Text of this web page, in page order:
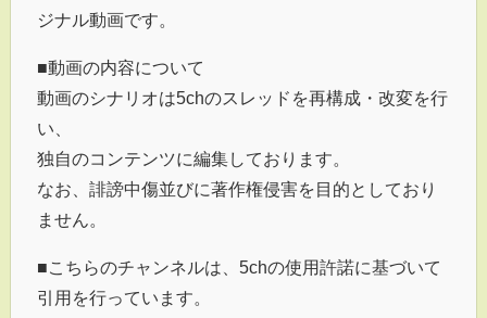
ジナル動画です。
■動画の内容について
動画のシナリオは5chのスレッドを再構成・改変を行
い、
独自のコンテンツに編集しております。
なお、誹謗中傷並びに著作権侵害を目的としており
ません。
■こちらのチャンネルは、5chの使用許諾に基づいて
引用を行っています。